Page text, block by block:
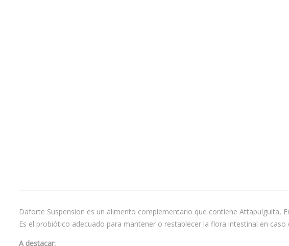
Daforte Suspension es un alimento complementario que contiene Attapulguita,
Es el probiótico adecuado para mantener o restablecer la flora intestinal en
A destacar: